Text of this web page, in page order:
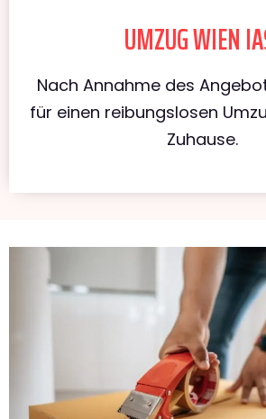
UMZUG WIEN
Nach Annahme des
für einen reibungslosen
Zuhause.